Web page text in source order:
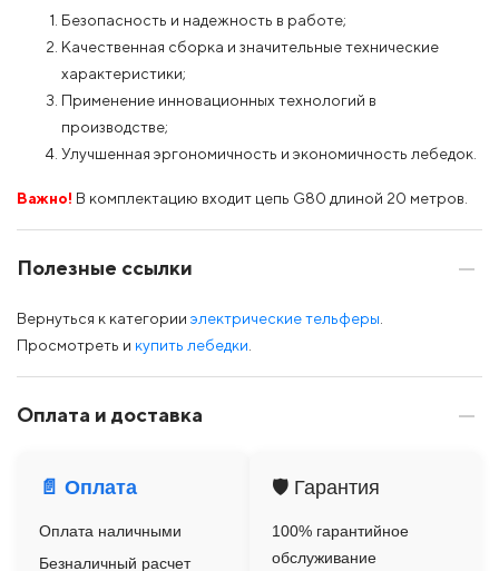
Безопасность и надежность в работе;
Качественная сборка и значительные технические
характеристики;
Применение инновационных технологий в
производстве;
Улучшенная эргономичность и экономичность лебедок.
Важно! В комплектацию входит цепь G80 длиной 20 метров.
Полезные ссылки
Вернуться к категории электрические тельферы
Просмотреть и купить лебедки
Оплата и доставка
📄 Оплата
Оплата наличными
Безналичный расчет
🛡️ Гарантия
100% гарантийное
обслуживание